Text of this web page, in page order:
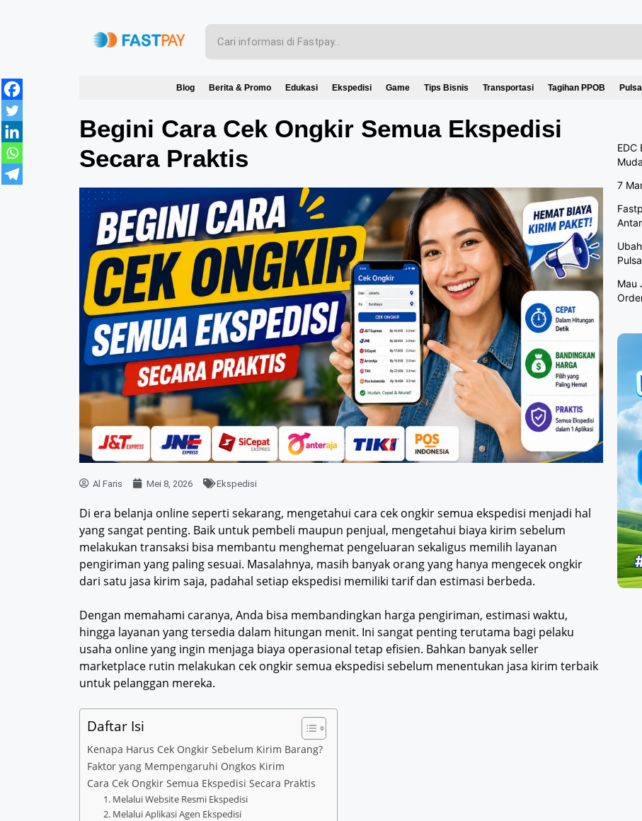
Blog Berita & Promo Edukasi Ekspedisi Game Tips Bisnis Transportasi Tagihan PPOB
Begini Cara Cek Ongkir Semua Ekspedisi
Secara Praktis
Al Faris Mei 8, 2026 Ekspedisi
Di era belanja online seperti sekarang, mengetahui cara cek ongkir semua ekspedisi menjadi hal
yang sangat penting. Baik untuk pembeli maupun penjual, mengetahui biaya kirim sebelum
melakukan transaksi bisa membantu menghemat pengeluaran sekaligus memilih layanan
pengiriman yang paling sesuai. Masalahnya, masih banyak orang yang hanya mengecek ongkir
dari satu jasa kirim saja, padahal setiap ekspedisi memiliki tarif dan estimasi berbeda.
Dengan memahami caranya, Anda bisa membandingkan harga pengiriman, estimasi waktu,
hingga layanan yang tersedia dalam hitungan menit. Ini sangat penting terutama bagi pelaku
usaha online yang ingin menjaga biaya operasional tetap efisien. Bahkan banyak seller
marketplace rutin melakukan cek ongkir semua ekspedisi sebelum menentukan jasa kirim terbaik
untuk pelanggan mereka.
Daftar Isi
Kenapa Harus Cek Ongkir Sebelum Kirim Barang?
Faktor yang Mempengaruhi Ongkos Kirim
Cara Cek Ongkir Semua Ekspedisi Secara Praktis
1. Melalui Website Resmi Ekspedisi
2. Melalui Aplikasi Agen Ekspedisi
EDC
7
Mau